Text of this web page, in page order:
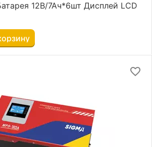
12В/7Ач*6шт Дисплей LCD